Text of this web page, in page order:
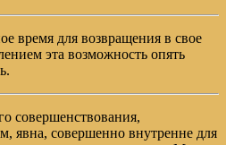
время для возвращения в свое
эта возможность опять
совершенствования,
явна, совершенно внутренне для